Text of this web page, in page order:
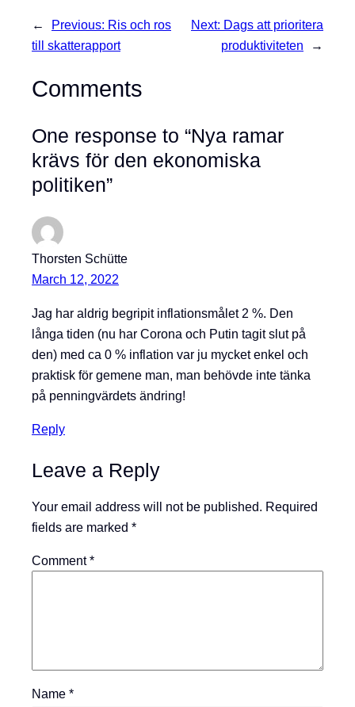
← Previous: Ris och ros
till skatterapport
Next: Dags att prioritera
produktiviteten
→
Comments
One response to “Nya ramar
krävs för den ekonomiska
politiken”
Thorsten Schütte
March 12, 2022
Jag har aldrig begripit inflationsmålet 2 %. Den
långa tiden (nu har Corona och Putin tagit slut på
den) med ca 0 % inflation var ju mycket enkel och
praktisk för gemene man, man behövde inte tänka
på penningvärdets ändring!
Reply
Leave a Reply
Your email address will not be published. Required
fields are marked *
Comment*
Name *